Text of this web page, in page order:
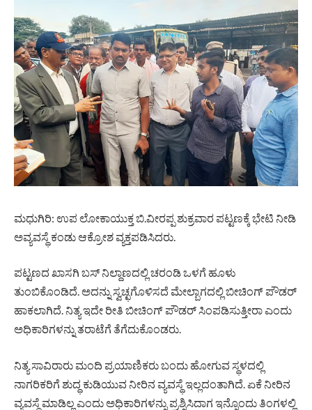
ಮಧುಗಿರಿ: ಉಪ ಲೋಕಾಯುಕ್ತ ಬಿ.ವೀರಪ್ಪ ಶುಕ್ರವಾರ ಪಟ್ಟಣಕ್ಕೆ ಭೇಟಿ ನೀಡಿ
ಅವ್ಯವಸ್ಥೆ ಕಂಡು ಆಕ್ರೋಶ ವ್ಯಕ್ತಪಡಿಸಿದರು.
ಪಟ್ಟಣದ ಖಾಸಗಿ ಬಸ್‌ ನಿಲ್ದಾಣದಲ್ಲಿ ಚರಂಡಿ ಒಳಗೆ ಹೂಳು
ತುಂಬಿಕೊಂಡಿದೆ. ಅದನ್ನು ಸ್ವಚ್ಛಗೊಳಿಸದೆ ಮೇಲ್ಬಾಗದಲ್ಲಿ ಬೀಚಿಂಗ್ ಪೌಡರ್
ಹಾಕಲಾಗಿದೆ. ನಿತ್ಯ ಇದೇ ರೀತಿ ಬೀಚಿಂಗ್ ಪೌಡರ್ ಸಿಂಪಡಿಸುತ್ತೀರಾ ಎಂದು
ಅಧಿಕಾರಿಗಳನ್ನು ತರಾಟೆಗೆ ತೆಗೆದುಕೊಂಡರು.
ನಿತ್ಯ ಸಾವಿರಾರು ಮಂದಿ ಪ್ರಯಾಣಿಕರು ಬಂದು ಹೋಗುವ ಸ್ಥಳದಲ್ಲಿ
ನಾಗರಿಕರಿಗೆ ಶುದ್ಧ ಕುಡಿಯುವ ನೀರಿನ ವ್ಯವಸ್ಥೆ ಇಲ್ಲದಂತಾಗಿದೆ. ಏಕೆ ನೀರಿನ
ವ್ಯವಸ್ಥೆ ಮಾಡಿಲ್ಲ ಎಂದು ಅಧಿಕಾರಿಗಳನ್ನು ಪ್ರಶ್ನಿಸಿದಾಗ ಇನ್ನೊಂದು ತಿಂಗಳಲ್ಲಿ